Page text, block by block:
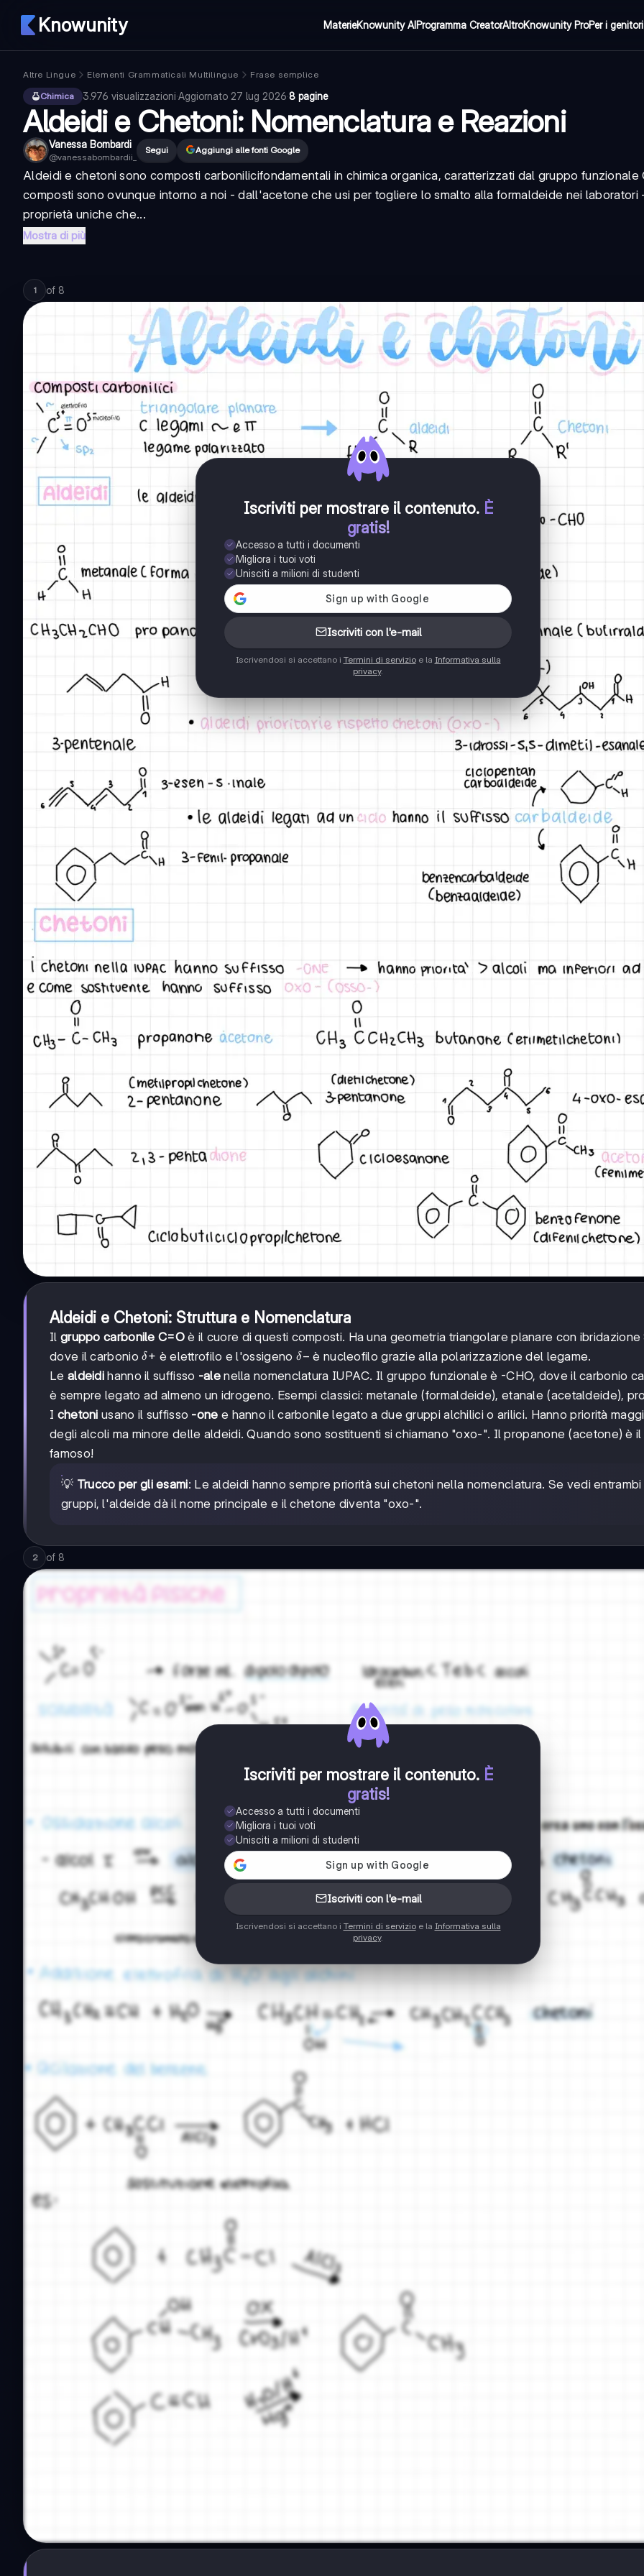
Knowunity MaterieKnowunity AIProgramma CreatorAltroKnowunity ProPer i genitori
Altre Lingue Elementi Grammaticali Multilingue
Frase semplice
Chimica
3.976 visualizzazioni·Aggiornato 27 lug 2026·8 pagine
Aldeidi e Chetoni: Nomenclatura e Reazioni
Vanessa Bombardi
@vanessabombardii_
Segui Aggiungi alle fonti Google
Aldeidi e chetoni sono composti carbonilicifondamentali in chimica organica, caratterizzati dal gruppo funzionale
composti sono ovunque intorno a noi - dall'acetone che usi per togliere lo smalto alla formaldeide nei laboratori
proprietà uniche che...
Mostra di più
1 of 8
Iscriviti per mostrare il contenuto. È
gratis!
Accesso a tutti i documenti
Migliora i tuoi voti
Unisciti a milioni di studenti
Iscriviti con l'e-mail
Iscrivendosi si accettano i Termini di servizioe la Informativa sulla
privacy.
Aldeidi e Chetoni: Struttura e Nomenclatura
Il gruppo carbonile C=Oè il cuore di questi composti. Ha una geometria triangolare planare con ibridazione
dove il carbonioδ+
δ+ è elettrofilo e l'ossigeno δ-
δ− è nucleofilo grazie alla polarizzazione del legame.
Le aldeidi hanno il suffisso -alenella nomenclatura IUPAC. Il gruppo funzionale è -CHO, dove il carbonio
è sempre legato ad almeno un idrogeno. Esempi classici: metanale (formaldeide), etanale (acetaldeide),
I chetoni usano il suffisso -one e hanno il carbonile legato a due gruppi alchilici o arilici. Hanno priorità
degli alcoli ma minore delle aldeidi. Quando sono sostituenti si chiamano "oxo-". Il propanone (acetone) è il
famoso!
💡 Trucco per gli esami: Le aldeidi hanno sempre priorità sui chetoni nella nomenclatura. Se vedi entrambi
gruppi, l'aldeide dà il nome principale e il chetone diventa "oxo-".
2 of 8
Iscriviti per mostrare il contenuto. È
gratis!
Accesso a tutti i documenti
Migliora i tuoi voti
Unisciti a milioni di studenti
Iscriviti con l'e-mail
Iscrivendosi si accettano i Termini di servizioe la Informativa sulla
privacy.